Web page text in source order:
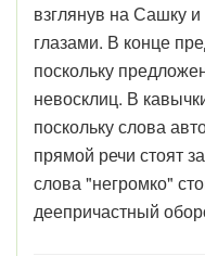
взглянув на Сашку
глазами. В конце
поскольку
невосклиц. В
поскольку слова
прямой речи стоят
слова "негромко"
деепричастный